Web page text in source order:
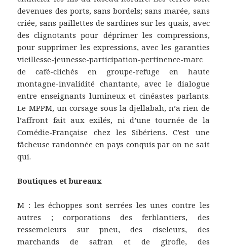
devenues des ports, sans bordels; sans marée, sans
criée, sans paillettes de sardines sur les quais, avec
des clignotants pour déprimer les compressions,
pour supprimer les expressions, avec les garanties
vieillesse-jeunesse-participation-pertinence-marc
de café-clichés en groupe-refuge en haute
montagne-invalidité chantante, avec le dialogue
entre enseignants lumineux et cinéastes parlants.
Le MPPM, un corsage sous la djellabah, n’a rien de
l’affront fait aux exilés, ni d’une tournée de la
Comédie-Française chez les Sibériens. C’est une
fâcheuse randonnée en pays conquis par on ne sait
qui.
Boutiques et bureaux
M : les échoppes sont serrées les unes contre les
autres ; corporations des ferblantiers, des
ressemeleurs sur pneu, des ciseleurs, des
marchands de safran et de girofle, des